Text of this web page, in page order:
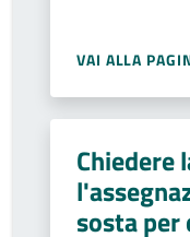
VAI ALLA
Chiedere
sosta per